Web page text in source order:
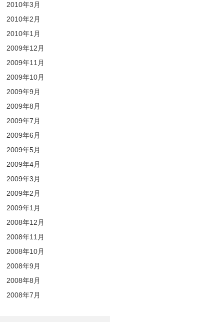
2010年3月
2010年2月
2010年1月
2009年12月
2009年11月
2009年10月
2009年9月
2009年8月
2009年7月
2009年6月
2009年5月
2009年4月
2009年3月
2009年2月
2009年1月
2008年12月
2008年11月
2008年10月
2008年9月
2008年8月
2008年7月